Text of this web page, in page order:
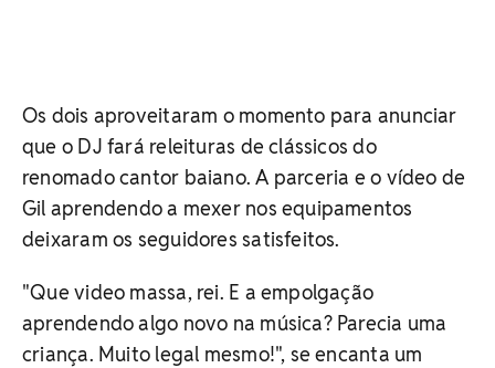
Os dois aproveitaram o momento para anunciar
que o DJ fará releituras de clássicos do
renomado cantor baiano. A parceria e o vídeo de
Gil aprendendo a mexer nos equipamentos
deixaram os seguidores satisfeitos.
"Que video massa, rei. E a empolgação
aprendendo algo novo na música? Parecia uma
criança. Muito legal mesmo!", se encanta um